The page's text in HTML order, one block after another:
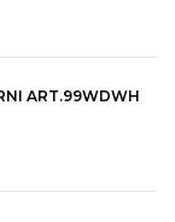
ART.99WDWH